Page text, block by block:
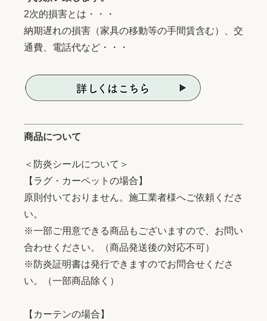
2次的損害とは・・・
納期遅れの損害（家具の移動等の手間賃含む）、交
通費、電話代など・・・
商品について
＜防炎シールについて＞
【ラグ・カーペットの場合】
原則付いておりません。施工業者様へご依頼くださ
い。
※一部ご用意できる商品もございますので、お問い
合わせください。（商品発送後の対応不可）
※防炎証明書は発行できますのでお問合せくださ
い。（一部商品除く）
【カーテンの場合】